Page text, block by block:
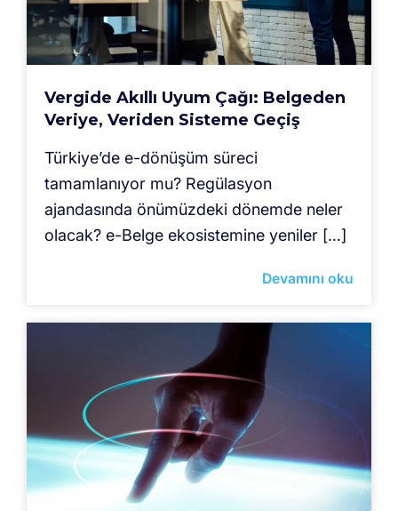
Vergide Akıllı Uyum Çağı: Belgeden
Veriye, Veriden Sisteme Geçiş
Türkiye’de e-dönüşüm süreci
tamamlanıyor mu? Regülasyon
ajandasında önümüzdeki dönemde neler
olacak? e-Belge ekosistemine yeniler […]
Devamını oku